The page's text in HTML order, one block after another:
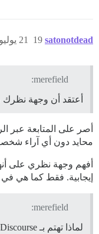
satonotdead 21 يوليو 2025، 10:54م 19
merefield:
أعتقد أن وجهة نظرك
أصر على المتابعة عبر
محايد دون أي آراء
أفهم وجهة نظري على
إيجابية. فقط كما هي
merefield:
لماذا تهتم بـ Discourse إذن؟